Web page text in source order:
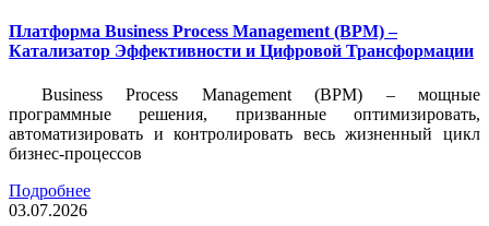
Платформа Business Process Management (BPM) –
Катализатор Эффективности и Цифровой Трансформации
Business Process Management (BPM) – мощные
программные решения, призванные оптимизировать,
автоматизировать и контролировать весь жизненный цикл
бизнес-процессов
Подробнее
03.07.2026